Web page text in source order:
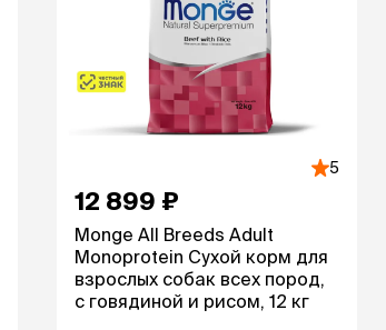
5
12 899 ₽
Monge All Breeds Adult
Monoprotein Сухой корм для
взрослых собак всех пород,
с говядиной и рисом, 12 кг